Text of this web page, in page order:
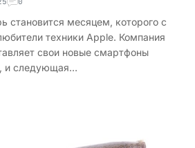
становится месяцем, которого с
техники Apple. Компания
свои новые смартфоны
и следующая…